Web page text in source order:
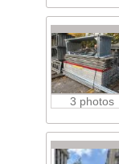
3 photos